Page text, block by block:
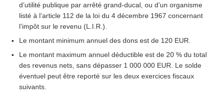
d’utilité publique par arrêté grand-ducal, ou d’un organisme
listé à l’article 112 de la loi du 4 décembre 1967 concernant
l’impôt sur le revenu (L.I.R.).
Le montant minimum annuel des dons est de 120 EUR.
Le montant maximum annuel déductible est de 20 % du total
des revenus nets, sans dépasser 1 000 000 EUR. Le solde
éventuel peut être reporté sur les deux exercices fiscaux
suivants.